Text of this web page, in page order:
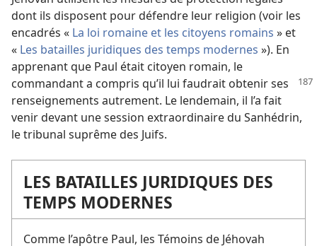
dont ils disposent pour défendre leur religion (voir les
encadrés « La loi romaine et les citoyens romains » et
« Les batailles juridiques des temps modernes »). En
apprenant que Paul était citoyen romain, le
commandant a compris qu’il lui faudrait obtenir ses
renseignements autrement. Le lendemain, il l’a fait
venir devant une session extraordinaire du Sanhédrin,
le tribunal suprême des Juifs.
LES BATAILLES JURIDIQUES DES
TEMPS MODERNES
Comme l’apôtre Paul, les Témoins de Jéhovah